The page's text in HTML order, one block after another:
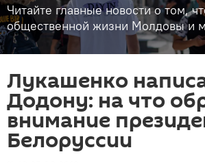
Читайте главные новости о том,
общественной жизни Молдовы и
Лукашенко
Додону: на что
внимание
Белоруссии